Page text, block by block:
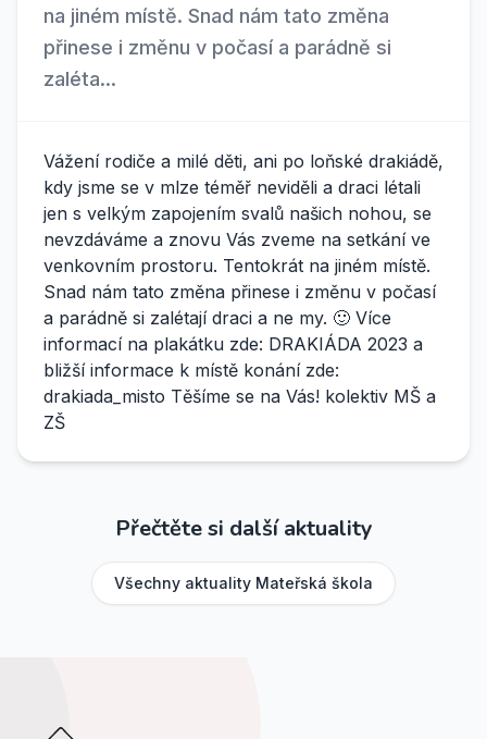
na jiném místě. Snad nám tato změna
přinese i změnu v počasí a parádně si
zaléta...
Vážení rodiče a milé děti, ani po loňské drakiádě,
kdy jsme se v mlze téměř neviděli a draci létali
jen s velkým zapojením svalů našich nohou, se
nevzdáváme a znovu Vás zveme na setkání ve
venkovním prostoru. Tentokrát na jiném místě.
Snad nám tato změna přinese i změnu v počasí
a parádně si zalétají draci a ne my. 🙂 Více
informací na plakátku zde: DRAKIÁDA 2023 a
bližší informace k místě konání zde:
drakiada_misto Těšíme se na Vás! kolektiv MŠ a
ZŠ
Přečtěte si další aktuality
Všechny aktuality Mateřská škola